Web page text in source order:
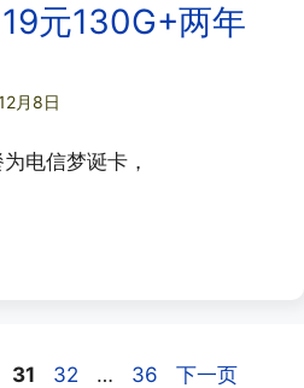
元130G+两年
月8日
电信梦诞卡，
页
31
页
32 …
页
36
下一页